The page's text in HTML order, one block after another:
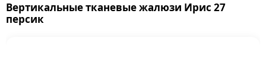
Вертикальные тканевые жалюзи Ирис 27
персик